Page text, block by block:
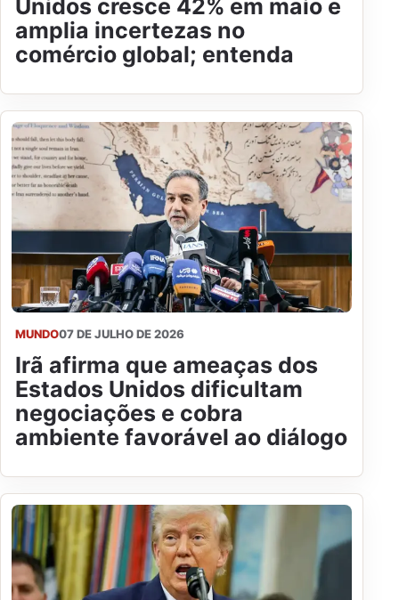
Unidos cresce 42% em maio e
amplia incertezas no
comércio global; entenda
MUNDO07 DE JULHO DE 2026
Irã afirma que ameaças dos
Estados Unidos dificultam
negociações e cobra
ambiente favorável ao diálogo